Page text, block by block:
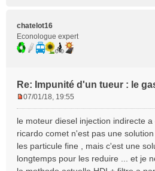
u
chatelot16
Econologue expert
Re: Impunité d'un tueur : le
s
s
a
g
e
07/01/18, 19:55
le moteur diesel injection indirecte
ricardo comet n'est pas une
les particule fine , mais c'est une
longtemps pour les reduire ... et je